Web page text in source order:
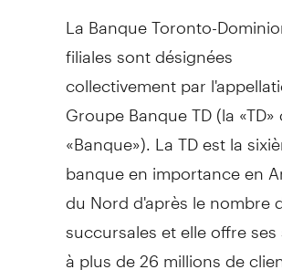
La Banque Toronto-
filiales sont désignées
collectivement par
Groupe Banque TD (la
«Banque»). La TD est la
banque en importance en
du Nord d'après le nombre
succursales et elle offre
à plus de 26 millions de